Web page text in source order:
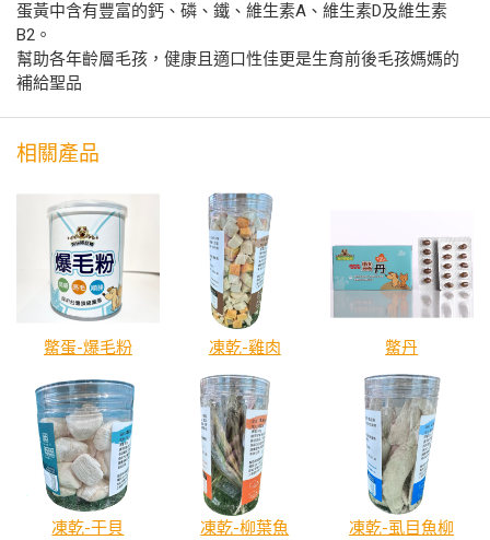
蛋黃中含有豐富的鈣、磷、鐵、維生素A、維生素D及維生素
B2。
幫助各年齡層毛孩，健康且適口性佳更是生育前後毛孩媽媽的
補給聖品
相關產品
鱉蛋-爆毛粉 凍乾-雞肉 鱉丹
凍乾-干貝 凍乾-柳葉魚 凍乾-虱目魚柳